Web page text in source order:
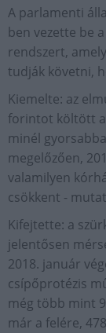
A parlamenti
ben vezette be
rendszert,
tudják követni,
Kiemelte: az
forintot költött
minél
megelőzően,
valamilyen
csökkent -
Kifejtette: a
jelentősen
2018. január
csípőprotézis
még több mint
már a felére,